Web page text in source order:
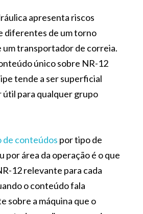
apresenta riscos
diferentes de um torno
um transportador de correia.
único sobre NR-12
tende a ser superficial
útil para qualquer grupo
de conteúdos por tipo de
por área da operação é o que
12 relevante para cada
o conteúdo fala
sobre a máquina que o